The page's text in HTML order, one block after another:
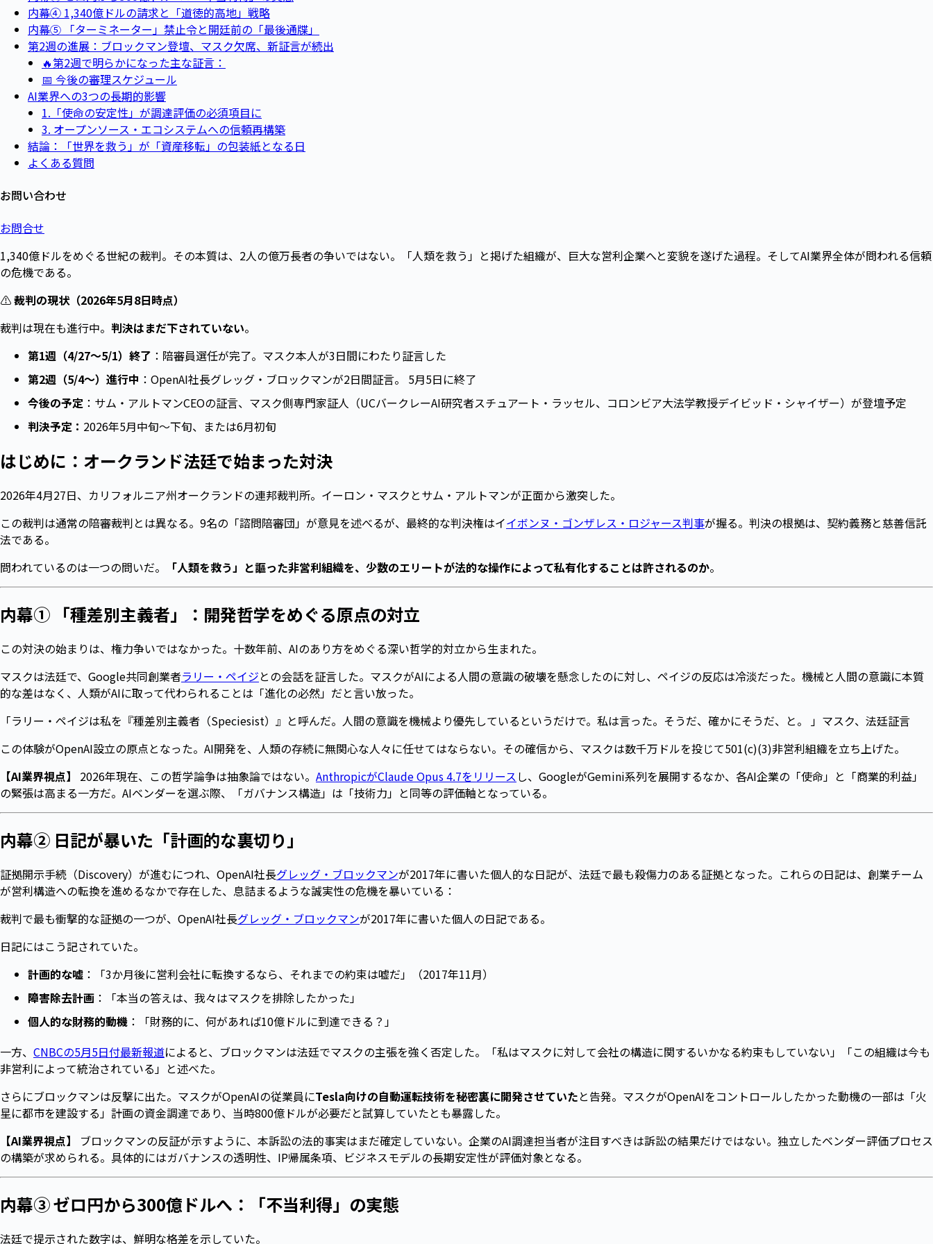
内幕④ 1,340億ドルの請求と「道徳的高地」戦略
内幕⑤ 「ターミネーター」禁止令と開廷前の「最後通牒」
第2週の進展：ブロックマン登壇、マスク欠席、新証言が続出
🔥第2週で明らかになった主な証言：
📅 今後の審理スケジュール
AI業界への3つの長期的影響
1.「使命の安定性」が調達評価の必須項目に
3. オープンソース・エコシステムへの信頼再構築
結論：「世界を救う」が「資産移転」の包装紙となる日
よくある質問
お問い合わせ
お問合せ
1,340億ドルをめぐる世紀の裁判。その本質は、2人の億万長者の争いではない。「人類を救う」と掲げた組織が、巨大な営利企業へと変貌を遂げた過程。そしてAI業界全体が問われる信頼
の危機である。
⚠️裁判の現状（2026年5月8日時点）
裁判は現在も進行中。 判決はまだ下されていない。
第1週（4/27～5/1）終了 ：陪審員選任が完了。マスク本人が3日間にわたり証言した
第2週（5/4〜）進行中 ：OpenAI社長グレッグ・ブロックマンが2日間証言。 5月5日に終了
今後の予定 ：サム・アルトマンCEOの証言、マスク側専門家証人（UCバークレーAI研究者スチュアート・ラッセル、コロンビア大法学教授デイビッド・シャイザー）が登壇予定
判決予定： 2026年5月中旬〜下旬、または6月初旬
はじめに：オークランド法廷で始まった対決
2026年4月27日、カリフォルニア州オークランドの連邦裁判所。イーロン・マスクとサム・アルトマンが正面から激突した。
この裁判は通常の陪審裁判とは異なる。9名の「諮問陪審団」が意見を述べるが、最終的な判決権はイイボンヌ・ゴンザレス・ロジャース判事が握る。判決の根拠は、契約義務と慈善信託
法である。
問われているのは一つの問いだ。
「人類を救う」と謳った非営利組織を、少数のエリートが法的な操作によって私有化することは許されるのか。
内幕① 「種差別主義者」：開発哲学をめぐる原点の対立
この対決の始まりは、権力争いではなかった。十数年前、AIのあり方をめぐる深い哲学的対立から生まれた。
マスクは法廷で、Google共同創業者ラリー・ペイジとの会話を証言した。マスクがAIによる人間の意識の破壊を懸念したのに対し、ペイジの反応は冷淡だった。機械と人間の意識に本質
的な差はなく、人類がAIに取って代わられることは「進化の必然」だと言い放った。
「ラリー・ペイジは私を『種差別主義者（Speciesist）』と呼んだ。人間の意識を機械より優先しているというだけで。私は言った。そうだ、確かにそうだ、と。 」マスク、法廷証言
この体験がOpenAI設立の原点となった。AI開発を、人類の存続に無関心な人々に任せてはならない。その確信から、マスクは数千万ドルを投じて501(c)(3)非営利組織を立ち上げた。
【AI業界視点】
2026年現在、この哲学論争は抽象論ではない。 AnthropicがClaude Opus 4.7をリリースし、GoogleがGemini系列を展開するなか、各AI企業の「使命」と「商業的利益」
の緊張は高まる一方だ。AIベンダーを選ぶ際、「ガバナンス構造」は「技術力」と同等の評価軸となっている。
内幕② 日記が暴いた「計画的な裏切り」
証拠開示手続（Discovery）が進むにつれ、OpenAI社長グレッグ・ブロックマンが2017年に書いた個人的な日記が、法廷で最も殺傷力のある証拠となった。これらの日記は、創業チーム
が営利構造への転換を進めるなかで存在した、息詰まるような誠実性の危機を暴いている：
裁判で最も衝撃的な証拠の一つが、OpenAI社長グレッグ・ブロックマンが2017年に書いた個人の日記である。
日記にはこう記されていた。
計画的な嘘 ：「3か月後に営利会社に転換するなら、それまでの約束は嘘だ」（2017年11月）
障害除去計画 ：「本当の答えは、我々はマスクを排除したかった」
個人的な財務的動機 ：「財務的に、何があれば10億ドルに到達できる？」
一方、 CNBCの5月5日付最新報道によると、ブロックマンは法廷でマスクの主張を強く否定した。「私はマスクに対して会社の構造に関するいかなる約束もしていない」「この組織は今も
非営利によって統治されている」と述べた。
さらにブロックマンは反撃に出た。マスクがOpenAIの従業員にTesla向けの自動運転技術を秘密裏に開発させていたと告発。マスクがOpenAIをコントロールしたかった動機の一部は「火
星に都市を建設する」計画の資金調達であり、当時800億ドルが必要だと試算していたとも暴露した。
【AI業界視点】
ブロックマンの反証が示すように、本訴訟の法的事実はまだ確定していない。企業のAI調達担当者が注目すべきは訴訟の結果だけではない。独立したベンダー評価プロセス
の構築が求められる。具体的にはガバナンスの透明性、IP帰属条項、ビジネスモデルの長期安定性が評価対象となる。
内幕③ ゼロ円から300億ドルへ：「不当利得」の実態
法廷で提示された数字は、鮮明な格差を示していた。